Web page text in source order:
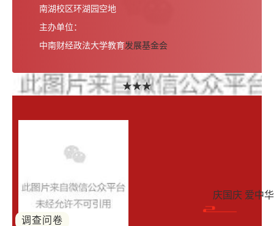
南湖校区环湖园空地
主办单位：
中南财经政法大学教育发展基金会
★★★
调查问卷
庆国庆 爱中华